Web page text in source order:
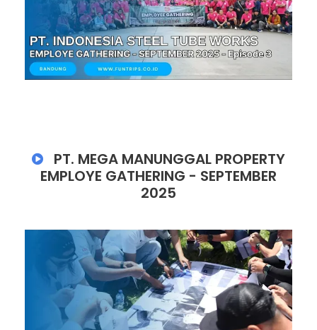
PT. MEGA MANUNGGAL PROPERTY
EMPLOYE GATHERING - SEPTEMBER
2025